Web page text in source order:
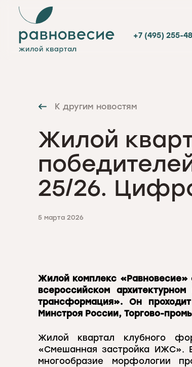
+7 (495) 255-
К другим новостям
Жилой
25/26.
5 марта 2026
Жилой комплекс «Равновесие»
всероссийском
трансформация». Он
Минстроя России, Торгово-
Жилой квартал клубного
«Смешанная застройка ИЖС».
многообразие морфологии